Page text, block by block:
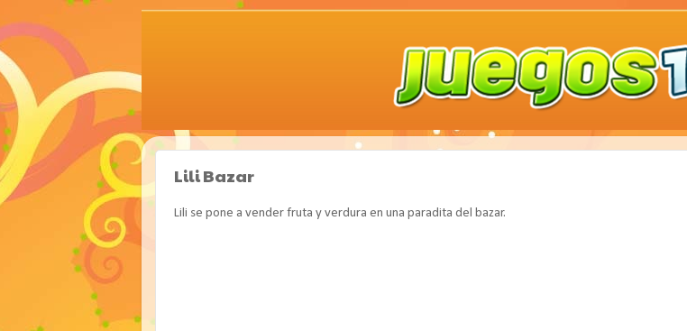
Lili Bazar
Lili se pone a vender fruta y verdura en una paradita del bazar.